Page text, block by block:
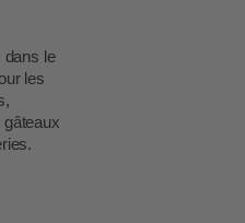
dans le
les